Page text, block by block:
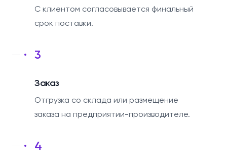
С клиентом согласовывается финальный
срок поставки.
3
Заказ
Отгрузка со склада или размещение
заказа на предприятии-производителе.
4